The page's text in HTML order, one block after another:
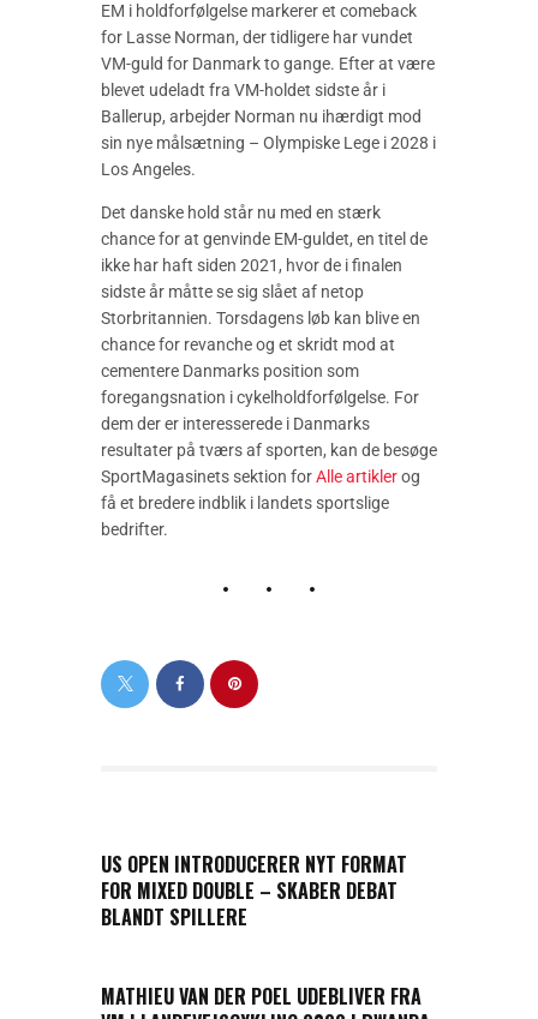
EM i holdforfølgelse markerer et comeback
for Lasse Norman, der tidligere har vundet
VM-guld for Danmark to gange. Efter at være
blevet udeladt fra VM-holdet sidste år i
Ballerup, arbejder Norman nu ihærdigt mod
sin nye målsætning – Olympiske Lege i 2028 i
Los Angeles.
Det danske hold står nu med en stærk
chance for at genvinde EM-guldet, en titel de
ikke har haft siden 2021, hvor de i finalen
sidste år måtte se sig slået af netop
Storbritannien. Torsdagens løb kan blive en
chance for revanche og et skridt mod at
cementere Danmarks position som
foregangsnation i cykelholdforfølgelse. For
dem der er interesserede i Danmarks
resultater på tværs af sporten, kan de besøge
SportMagasinets sektion forAlle artiklerog
få et bredere indblik i landets sportslige
bedrifter.
US OPEN INTRODUCERER NYT FORMAT
FOR MIXED DOUBLE – SKABER DEBAT
BLANDT SPILLERE
MATHIEU VAN DER POEL UDEBLIVER FRA